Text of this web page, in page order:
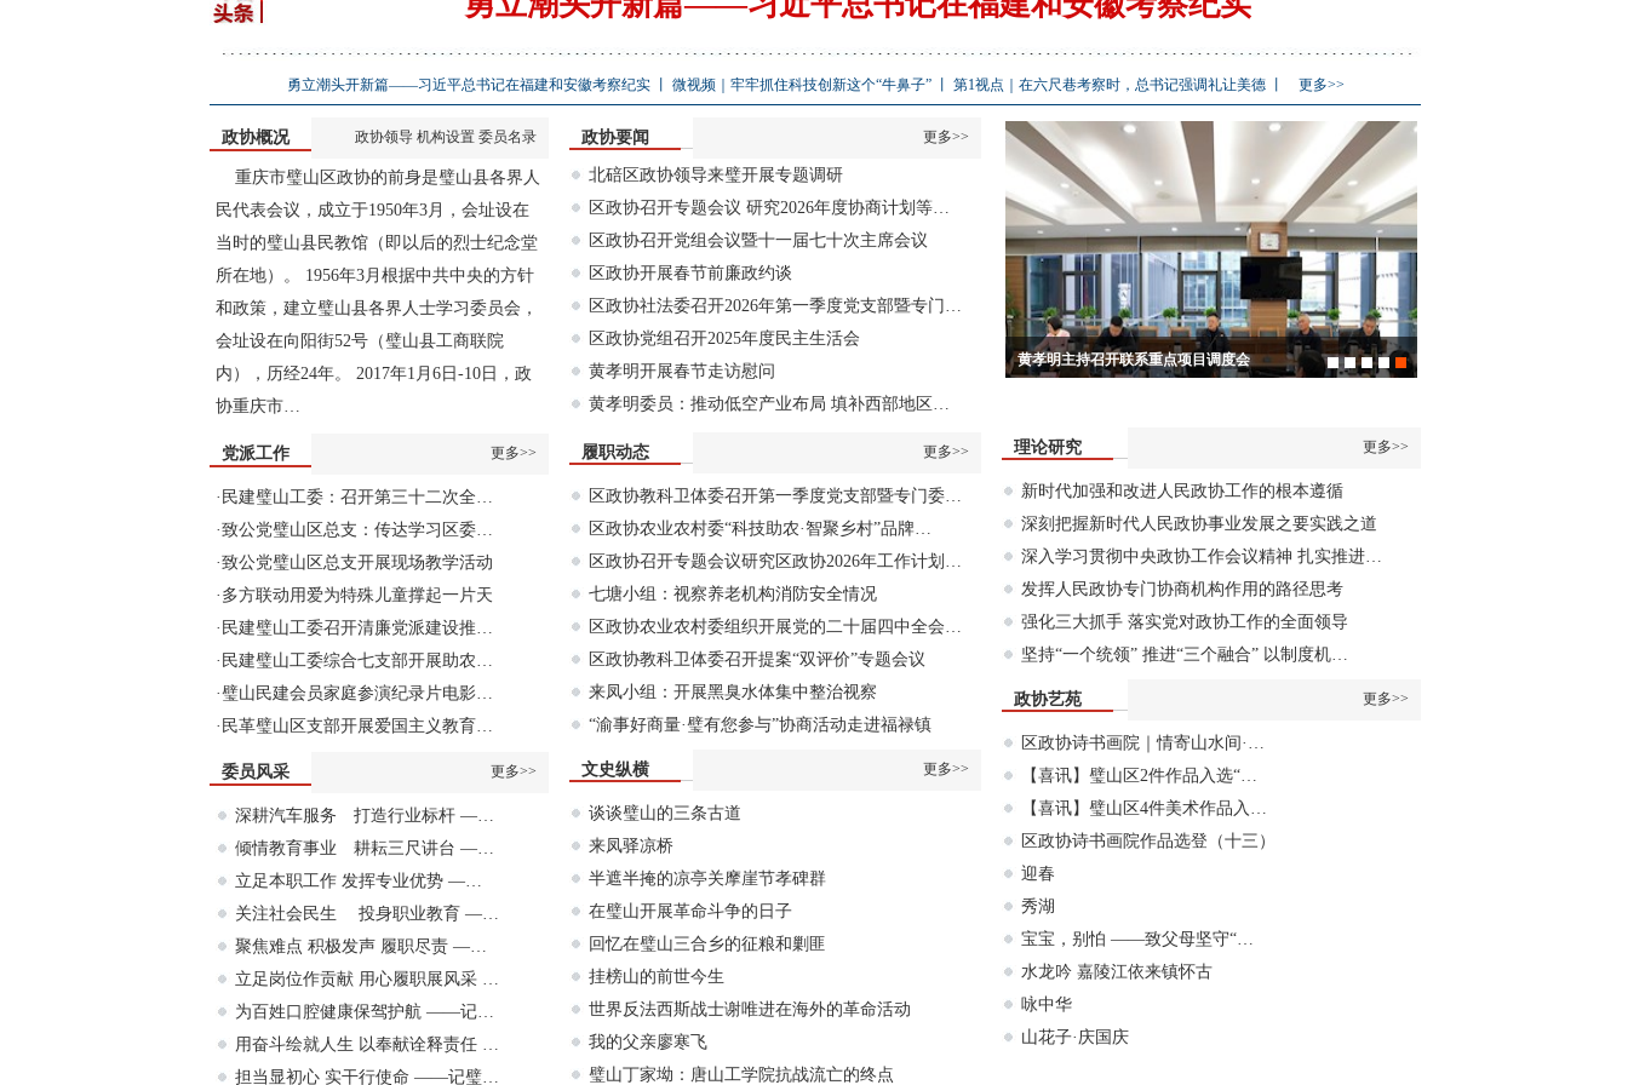
勇立潮头开新篇——习近平总书记在福建和安徽考察纪实 微视频｜牢牢抓住科技创新这个“牛鼻子” 第1视点｜在六尺巷考察时，总书记强调礼让美德 更多>>
政协概况 政协领导 机构设置 委员名录
重庆市璧山区政协的前身是璧山县各界人
民代表会议，成立于1950年3月，会址设在
当时的璧山县民教馆（即以后的烈士纪念堂
所在地）。 1956年3月根据中共中央的方针
和政策，建立璧山县各界人士学习委员会，
会址设在向阳街52号（璧山县工商联院
内），历经24年。 2017年1月6日-10日，政
协重庆市…
党派工作 更多>>
· 民建璧山工委：召开第三十二次全…
·致公党璧山区总支：传达学习区委…
·致公党璧山区总支开展现场教学活动
· 多方联动用爱为特殊儿童撑起一片天
· 民建璧山工委召开清廉党派建设推…
· 民建璧山工委综合七支部开展助农…
·璧山民建会员家庭参演纪录片电影…
· 民革璧山区支部开展爱国主义教育…
委员风采 更多>>
深耕汽车服务 打造行业标杆 —…
倾情教育事业 耕耘三尺讲台 —…
立足本职工作 发挥专业优势 —…
关注社会民生 投身职业教育 —…
聚焦难点 积极发声 履职尽责 —…
立足岗位作贡献 用心履职展风采 …
为百姓口腔健康保驾护航 ——记…
用奋斗绘就人生 以奉献诠释责任 …
担当显初心 实干行使命 ——记璧…
政协要闻 更多>>
北碚区政协领导来璧开展专题调研
区政协召开专题会议 研究2026年度协商计划等…
区政协召开党组会议暨十一届七十次主席会议
区政协开展春节前廉政约谈
区政协社法委召开2026年第一季度党支部暨专门…
区政协党组召开2025年度民主生活会
黄孝明开展春节走访慰问
黄孝明委员：推动低空产业布局 填补西部地区…
履职动态 更多>>
区政协教科卫体委召开第一季度党支部暨专门委…
区政协农业农村委“科技助农·智聚乡村”品牌…
区政协召开专题会议研究区政协2026年工作计划…
七塘小组：视察养老机构消防安全情况
区政协农业农村委组织开展党的二十届四中全会…
区政协教科卫体委召开提案“双评价”专题会议
来凤小组：开展黑臭水体集中整治视察
“渝事好商量·璧有您参与”协商活动走进福禄镇
文史纵横 更多>>
谈谈璧山的三条古道
来凤驿凉桥
半遮半掩的凉亭关摩崖节孝碑群
在璧山开展革命斗争的日子
回忆在璧山三合乡的征粮和剿匪
挂榜山的前世今生
世界反法西斯战士谢唯进在海外的革命活动
我的父亲廖寒飞
璧山丁家坳：唐山工学院抗战流亡的终点
门委员会工作会议
区政协召开党组会议暨十一届六十五次主席会
议
黄孝明主持召开联系重点项目调度会
理论研究 更多>>
新时代加强和改进人民政协工作的根本遵循
深刻把握新时代人民政协事业发展之要实践之道
深入学习贯彻中央政协工作会议精神 扎实推进…
发挥人民政协专门协商机构作用的路径思考
强化三大抓手 落实党对政协工作的全面领导
坚持“一个统领” 推进“三个融合” 以制度机…
政协艺苑 更多>>
区政协诗书画院｜情寄山水间·…
【喜讯】璧山区2件作品入选“…
【喜讯】璧山区4件美术作品入…
区政协诗书画院作品选登（十三）
迎春
秀湖
宝宝，别怕 ——致父母坚守“…
水龙吟 嘉陵江依来镇怀古
咏中华
山花子·庆国庆